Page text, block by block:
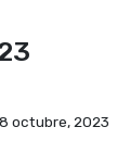
octubre, 2023